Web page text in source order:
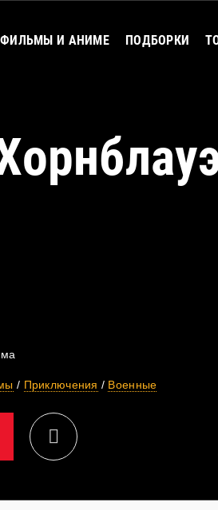
И АНИМЕ ПОДБОРКИ
/ Приключения / Военные